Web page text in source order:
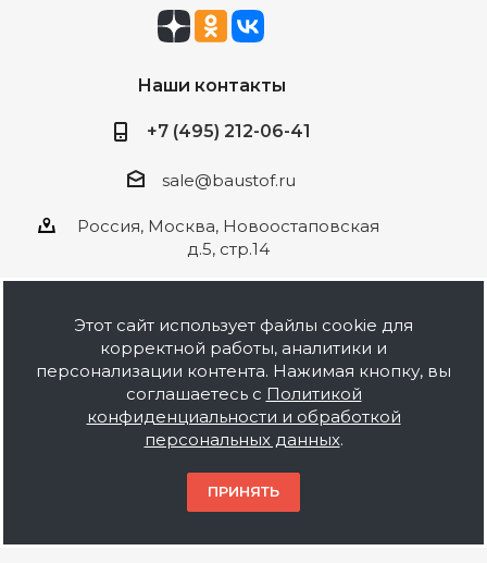
Наши контакты
+7 (495) 212-06-41
sale@baustof.ru
Россия, Москва, Новоостаповская
д.5, стр.14
2026 © ООО Баустов. Собственное
производство лакокрасочной продукции,
оптовая и розничная продажа строительных
материалов, комплектация объектов под ключ.
Информация на сайте носит ознакомительный
характер и не является публичной офертой.
Этот сайт использует файлы cookie для
корректной работы, аналитики и
персонализации контента. Нажимая кнопку, вы
соглашаетесь с Политикой
конфиденциальности и обработкой
персональных данных.
ПРИНЯТЬ